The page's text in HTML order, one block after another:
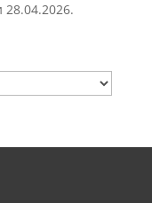
28.04.2026.